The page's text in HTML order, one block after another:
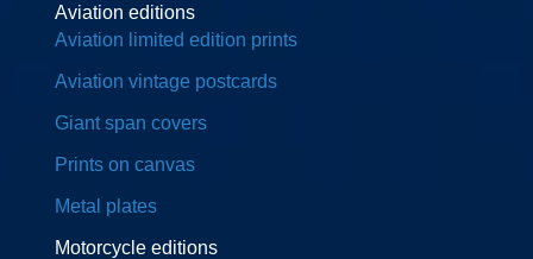
Aviation editions
Aviation limited edition prints
Aviation vintage postcards
Giant span covers
Prints on canvas
Metal plates
Motorcycle editions